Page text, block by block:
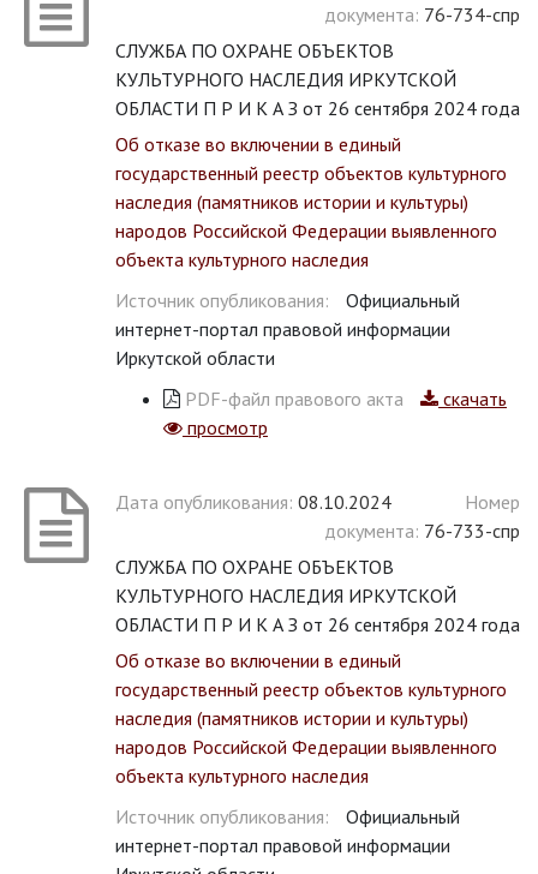
документа: 76-734-спр
СЛУЖБА ПО ОХРАНЕ ОБЪЕКТОВ
КУЛЬТУРНОГО НАСЛЕДИЯ ИРКУТСКОЙ
ОБЛАСТИ П Р И К А З от 26 сентября 2024 года
Об отказе во включении в единый
государственный реестр объектов культурного
наследия (памятников истории и культуры)
народов Российской Федерации выявленного
объекта культурного наследия
Источник опубликования:
Официальный
интернет-портал правовой информации
Иркутской области
PDF-файл правового акта
скачать
просмотр
Дата опубликования: 08.10.2024
Номер
документа: 76-733-спр
СЛУЖБА ПО ОХРАНЕ ОБЪЕКТОВ
КУЛЬТУРНОГО НАСЛЕДИЯ ИРКУТСКОЙ
ОБЛАСТИ П Р И К А З от 26 сентября 2024 года
Об отказе во включении в единый
государственный реестр объектов культурного
наследия (памятников истории и культуры)
народов Российской Федерации выявленного
объекта культурного наследия
Источник опубликования:
Официальный
интернет-портал правовой информации